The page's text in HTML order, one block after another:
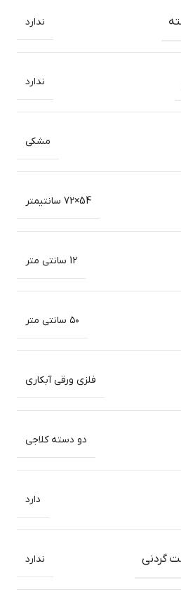
ندارد
ندارد
مشکی
54×72 سانتیمتر
12 سانتی متر
۵۰ سانتی متر
فلزی ورقی آبکاری
دو دسته کلاجی
دارد
گردنی ندارد